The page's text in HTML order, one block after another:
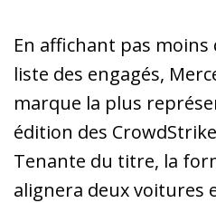
En affichant pas
liste des engagés,
marque la plus
édition des
Tenante du titre, la
alignera deux voitures